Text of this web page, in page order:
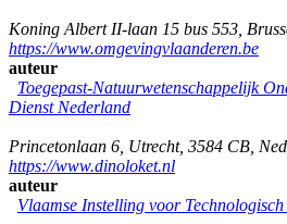
Koning Albert II-laan 15 bus 553
https://www.omgevingvlaanderen.be
auteur
Toegepast-Natuurwetenschappelijk
Dienst Nederland
Princetonlaan 6 Utrecht, 3584 CB
https://www.dinoloket.nl
auteur
Vlaamse Instelling voor